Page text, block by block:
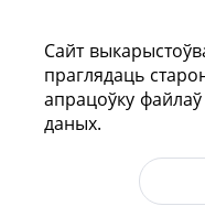
праспект
г. Мiнск,
Тэл.: (+375 17)
Сайт
праглядаць
апрацоўку файлаў
даных.